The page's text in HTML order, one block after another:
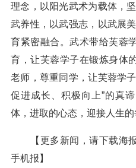
理念，以阳光武术为载体，
武养性，以武强志，以武展
育紧密融合。武术带给芙蓉
育，让芙蓉学子在锻炼身体
老师，尊重同学，让芙蓉学
促进成长、积极向上”的真
体，进取的心态，迎接人生的
【更多新闻，请下载海报
手机报】